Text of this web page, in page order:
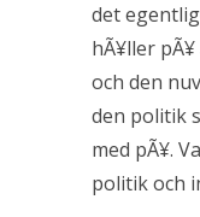
det
hÃ¥ller
och den
den politik
med pÃ¥.
politik och